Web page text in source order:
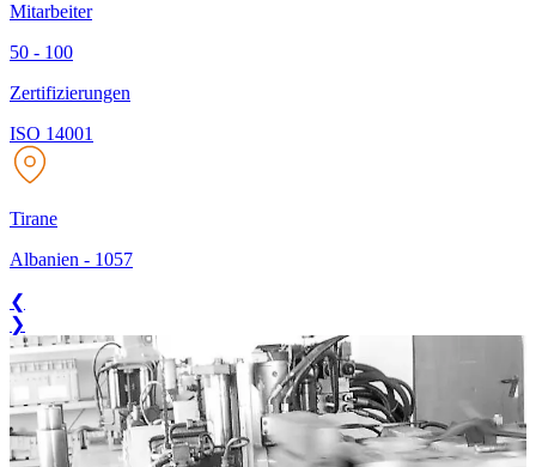
Mitarbeiter
50 - 100
Zertifizierungen
ISO 14001
Tirane
Albanien - 1057
❮
❯